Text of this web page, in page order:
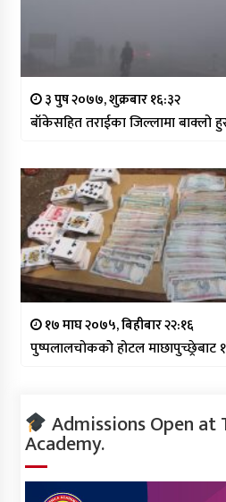
३ पुष २०७७, शुक्रबार १६:३२
बाँकेसहित तराईका जिल्लामा बाक्लो
१७ माघ २०७५, बिहीबार २२:१६
पुष्पलालचोककोे होटल माछापुच्छ्रेबाट
Admissions Open at
Academy.